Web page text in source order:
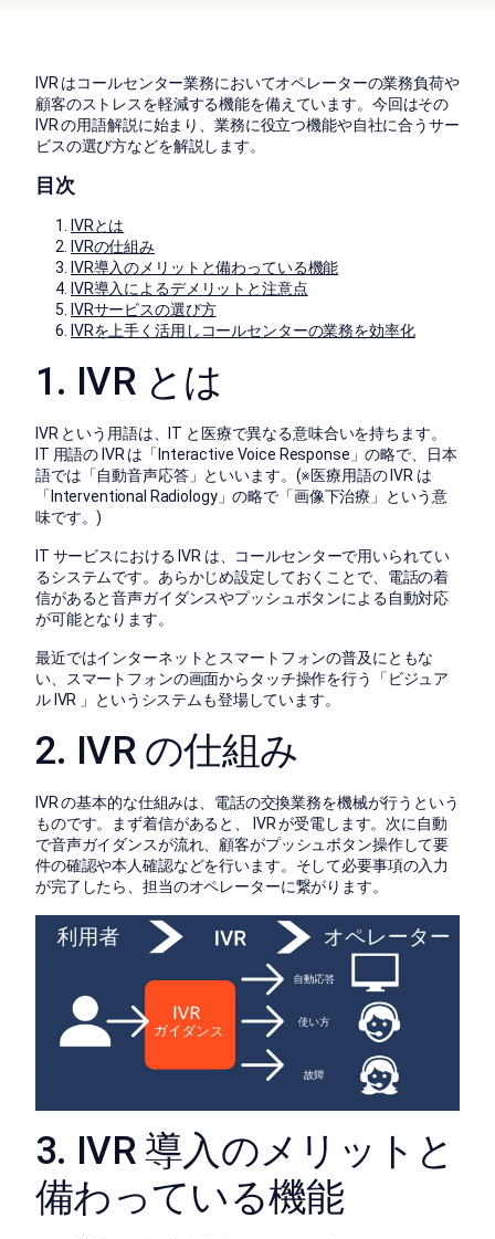
IVR はコールセンター業務においてオペレーターの業務負荷や
顧客のストレスを軽減する機能を備えています。今回はその
IVR の用語解説に始まり、業務に役立つ機能や自社に合うサー
ビスの選び方などを解説します。
目次
IVRとは
IVRの仕組み
IVR導入のメリットと備わっている機能
IVR導入によるデメリットと注意点
IVRサービスの選び方
IVRを上手く活用しコールセンターの業務を効率化
1. IVR とは
IVR という用語は、IT と医療で異なる意味合いを持ちます。
IT 用語の IVR は「Interactive Voice Response」の略で、日本
語では「自動音声応答」といいます。(※医療用語の IVR は
「Interventional Radiology」の略で「画像下治療」という意
味です。)
IT サービスにおける IVR は、コールセンターで用いられてい
るシステムです。あらかじめ設定しておくことで、電話の着
信があると音声ガイダンスやプッシュボタンによる自動対応
が可能となります。
最近ではインターネットとスマートフォンの普及にともな
い、スマートフォンの画面からタッチ操作を行う「ビジュア
ル IVR 」というシステムも登場しています。
2. IVR の仕組み
IVR の基本的な仕組みは、電話の交換業務を機械が行うという
ものです。まず着信があると、 IVR が受電します。次に自動
で音声ガイダンスが流れ、顧客がプッシュボタン操作して要
件の確認や本人確認などを行います。そして必要事項の入力
が完了したら、担当のオペレーターに繋がります。
3. IVR 導入のメリットと
備わっている機能